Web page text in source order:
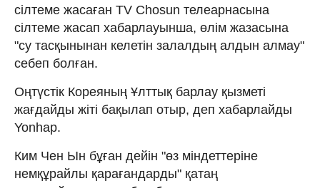
сілтеме жасаған TV Chosun телеарнасына
сілтеме жасап хабарлауынша, өлім жазасына
"су тасқынынан келетін залалдың алдын алмау"
себеп болған.
Оңтүстік Кореяның Ұлттық барлау қызметі
жағдайды жіті бақылап отыр, деп хабарлайды
Yonhap.
Ким Чен Ын бұған дейін "өз міндеттеріне
немқұрайлы қарағандарды" қатаң